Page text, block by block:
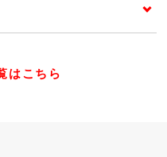
はこちら